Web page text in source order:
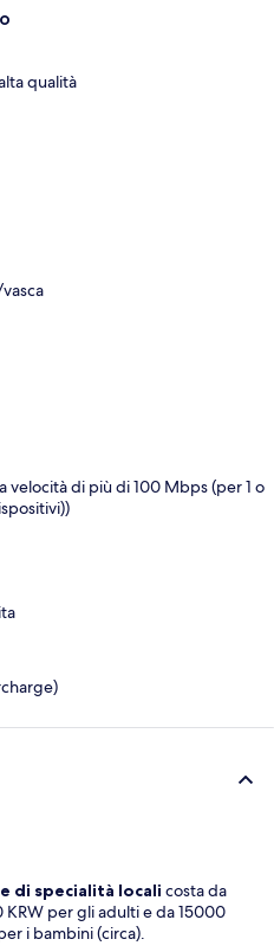
qualità
velocità di più di 100 Mbps (per 1 o
di specialità locali costa da
KRW per gli adulti e da 15000
i bambini (circa).